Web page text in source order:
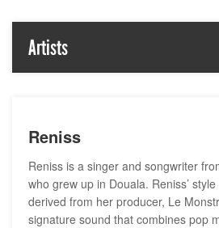
Artists
Reniss
Reniss is a singer and songwriter
who grew up in Douala. Reniss’
derived from her producer, Le
signature sound that combines pop